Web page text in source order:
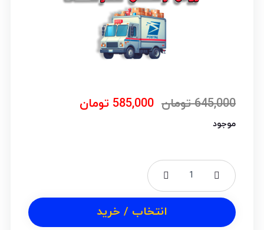
645,000 تومان 585,000 تومان
موجود
انتخاب / خرید